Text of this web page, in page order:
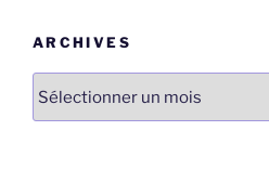
ARCHIVES